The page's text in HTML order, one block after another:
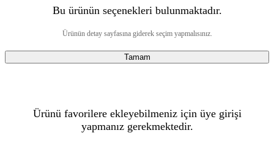
Bu ürünün seçenekleri bulunmaktadır.
Ürünün detay sayfasına giderek seçim yapmalısınız.
Tamam
Ürünü favorilere ekleyebilmeniz için üye girişi
yapmanız gerekmektedir.